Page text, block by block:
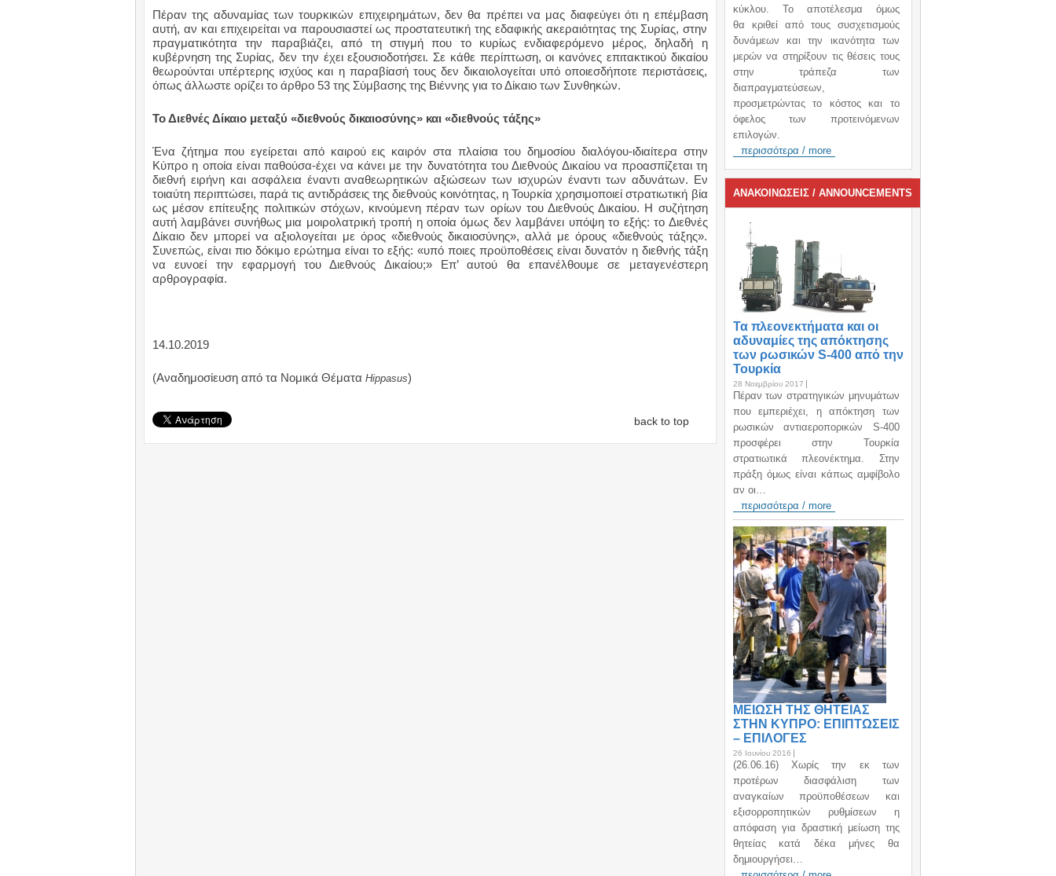
Πέραν της αδυναμίας των τουρκικών επιχειρημάτων, δεν θα πρέπει να μας διαφεύγει ότι η επέμβαση
αυτή, αν και επιχειρείται να παρουσιαστεί ως προστατευτική της εδαφικής ακεραιότητας της Συρίας, στην
πραγματικότητα την παραβιάζει, από τη στιγμή που το κυρίως ενδιαφερόμενο μέρος, δηλαδή η
κυβέρνηση της Συρίας, δεν την έχει εξουσιοδοτήσει. Σε κάθε περίπτωση, οι κανόνες επιτακτικού δικαίου
θεωρούνται υπέρτερης ισχύος και η παραβίασή τους δεν δικαιολογείται υπό οποιεσδήποτε περιστάσεις,
όπως άλλωστε ορίζει το άρθρο 53 της Σύμβασης της Βιέννης για το Δίκαιο των Συνθηκών.
Το Διεθνές Δίκαιο μεταξύ «διεθνούς δικαιοσύνης» και «διεθνούς τάξης»
Ένα ζήτημα που εγείρεται από καιρού εις καιρόν στα πλαίσια του δημοσίου διαλόγου-ιδιαίτερα στην
Κύπρο η οποία είναι παθούσα-έχει να κάνει με την δυνατότητα του Διεθνούς Δικαίου να προασπίζεται τη
διεθνή ειρήνη και ασφάλεια έναντι αναθεωρητικών αξιώσεων των ισχυρών έναντι των αδυνάτων. Εν
τοιαύτη περιπτώσει, παρά τις αντιδράσεις της διεθνούς κοινότητας, η Τουρκία χρησιμοποιεί στρατιωτική βία
ως μέσον επίτευξης πολιτικών στόχων, κινούμενη πέραν των ορίων του Διεθνούς Δικαίου. Η συζήτηση
αυτή λαμβάνει συνήθως μια μοιρολατρική τροπή η οποία όμως δεν λαμβάνει υπόψη το εξής: το Διεθνές
Δίκαιο δεν μπορεί να αξιολογείται με όρος «διεθνούς δικαιοσύνης», αλλά με όρους «διεθνούς τάξης».
Συνεπώς, είναι πιο δόκιμο ερώτημα είναι το εξής: «υπό ποιες προϋποθέσεις είναι δυνατόν η διεθνής τάξη
να ευνοεί την εφαρμογή του Διεθνούς Δικαίου;» Επ’ αυτού θα επανέλθουμε σε μεταγενέστερη
αρθρογραφία.
14.10.2019
(Αναδημοσίευση από τα Νομικά Θέματα Hippasus)
back to top
κύκλου. Το αποτέλεσμα όμως
θα κριθεί από τους συσχετισμούς
δυνάμεων και την ικανότητα των
μερών να στηρίξουν τις θέσεις τους
στην τράπεζα των
διαπραγματεύσεων,
προσμετρώντας το κόστος και το
όφελος των προτεινόμενων
επιλογών.
περισσότερα / more
ΑΝΑΚΟΙΝΩΣΕΙΣ / ANNOUNCEMENTS
Τα πλεονεκτήματα και οι
αδυναμίες της απόκτησης
των ρωσικών S-400 από την
Τουρκία
28 Νοεμβρίου 2017
Πέραν των στρατηγικών μηνυμάτων
που εμπεριέχει, η απόκτηση των
ρωσικών αντιαεροπορικών S-400
προσφέρει στην Τουρκία
στρατιωτικά πλεονέκτημα. Στην
πράξη όμως είναι κάπως αμφίβολο
αν οι…
περισσότερα / more
ΜΕΙΩΣΗ ΤΗΣ ΘΗΤΕΙΑΣ
ΣΤΗΝ ΚΥΠΡΟ: ΕΠΙΠΤΩΣΕΙΣ
– ΕΠΙΛΟΓΕΣ
26 Ιουνίου 2016
(26.06.16) Χωρίς την εκ των
προτέρων διασφάλιση των
αναγκαίων προϋποθέσεων και
εξισορροπητικών ρυθμίσεων η
απόφαση για δραστική μείωση της
θητείας κατά δέκα μήνες θα
δημιουργήσει…